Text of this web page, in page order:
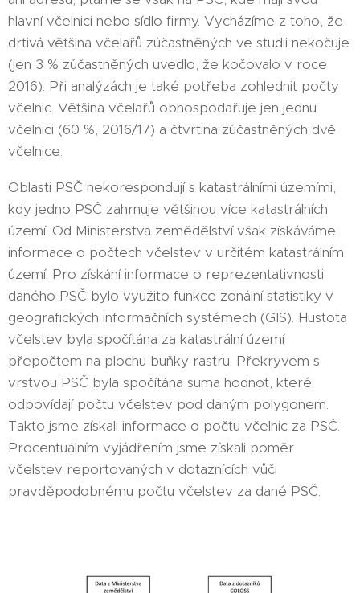
hlavní včelnici nebo sídlo firmy. Vycházíme z toho, že
drtivá většina včelařů zúčastněných ve studii nekočuje
(jen 3 % zúčastněných uvedlo, že kočovalo v roce
2016). Při analýzách je také potřeba zohlednit počty
včelnic. Většina včelařů obhospodařuje jen jednu
včelnici (60 %, 2016/17) a čtvrtina zúčastněných dvě
včelnice.
Oblasti PSČ nekorespondují s katastrálními územími,
kdy jedno PSČ zahrnuje většinou více katastrálních
území. Od Ministerstva zemědělství však získáváme
informace o počtech včelstev v určitém katastrálním
území. Pro získání informace o reprezentativnosti
daného PSČ bylo využito funkce zonální statistiky v
geografických informačních systémech (GIS). Hustota
včelstev byla spočítána za katastrální území
přepočtem na plochu buňky rastru. Překryvem s
vrstvou PSČ byla spočítána suma hodnot, které
odpovídají počtu včelstev pod daným polygonem.
Takto jsme získali informace o počtu včelnic za PSČ.
Procentuálním vyjádřením jsme získali poměr
včelstev reportovaných v dotaznících vůči
pravděpodobnému počtu včelstev za dané PSČ.